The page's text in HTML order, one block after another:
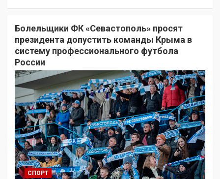
Болельщики ФК «Севастополь» просят
президента допустить команды Крыма в
систему профессионального футбола
России
СПОРТ